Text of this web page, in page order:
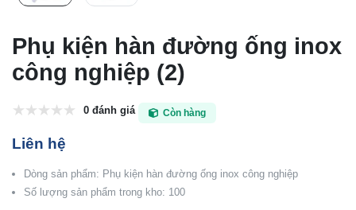
Phụ kiện hàn đường ống inox
công nghiệp (2)
0 đánh giá Còn hàng
Liên hệ
Dòng sản phẩm: Phụ kiện hàn đường ống inox công nghiệp
Số lượng sản phẩm trong kho: 100